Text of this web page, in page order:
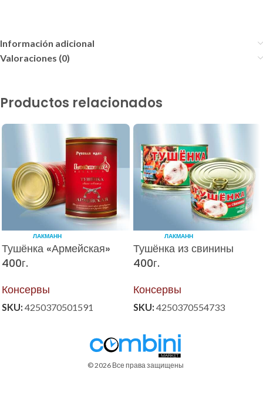
Información adicional
Valoraciones (0)
Productos relacionados
ЛАКМАНН
Тушёнка «Армейская»
400г.
Консервы
SKU: 4250370501591
ЛАКМАНН
Тушёнка из свинины
400г.
Консервы
SKU: 4250370554733
© 2026 Все права защищены